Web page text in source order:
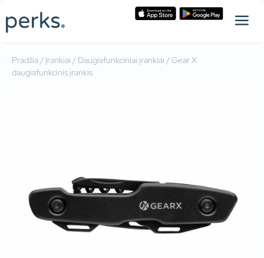
Pradžia/ Įrankiai / Daugiafunkciniai įrankiai / Gear X
daugiafunkcinis įrankis